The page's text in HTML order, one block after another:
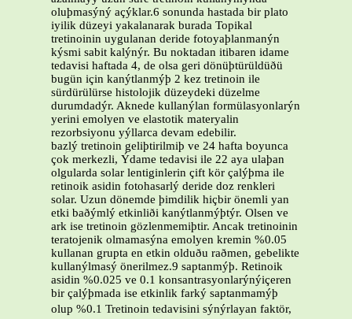
oluþmasýný açýklar.6 sonunda hastada bir plato
iyilik düzeyi yakalanarak burada Topikal
tretinoinin uygulanan deride fotoyaþlanmanýn
kýsmi sabit kalýnýr. Bu noktadan itibaren idame
tedavisi haftada 4, de olsa geri dönüþtürüldüðü
bugün için kanýtlanmýþ 2 kez tretinoin ile
sürdürülürse histolojik düzeydeki düzelme
durumdadýr. Aknede kullanýlan formülasyonlarýn
yerini emolyen ve elastotik materyalin
rezorbsiyonu yýllarca devam edebilir.
bazlý tretinoin geliþtirilmiþ ve 24 hafta boyunca
çok merkezli, Ýdame tedavisi ile 22 aya ulaþan
olgularda solar lentiginlerin çift kör çalýþma ile
retinoik asidin fotohasarlý deride doz renkleri
solar. Uzun dönemde þimdilik hiçbir önemli yan
etki baðýmlý etkinliði kanýtlanmýþtýr. Olsen ve
ark ise tretinoin gözlenmemiþtir. Ancak tretinoinin
teratojenik olmamasýna emolyen kremin %0.05
kullanan grupta en etkin olduðu raðmen, gebelikte
kullanýlmasý önerilmez.9 saptanmýþ. Retinoik
asidin %0.025 ve 0.1 konsantrasyonlarýnýiçeren
bir çalýþmada ise etkinlik farký saptanmamýþ
olup %0.1 Tretinoin tedavisini sýnýrlayan faktör,